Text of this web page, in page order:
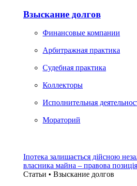
Взыскание долгов
Финансовые компании
Арбитражная практика
Судебная практика
Коллекторы
Исполнительная
Мораторий
Іпотека залишається дійсною
власника майна – правова
Статьи • Взыскание долгов